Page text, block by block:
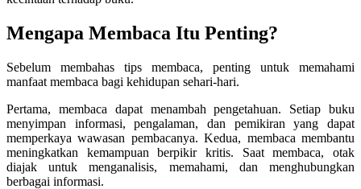
Mengapa Membaca Itu Penting?
Sebelum membahas tips membaca, penting untuk memahami
manfaat membaca bagi kehidupan sehari-hari.
Pertama, membaca dapat menambah pengetahuan. Setiap buku
menyimpan informasi, pengalaman, dan pemikiran yang dapat
memperkaya wawasan pembacanya. Kedua, membaca membantu
meningkatkan kemampuan berpikir kritis. Saat membaca, otak
diajak untuk menganalisis, memahami, dan menghubungkan
berbagai informasi.